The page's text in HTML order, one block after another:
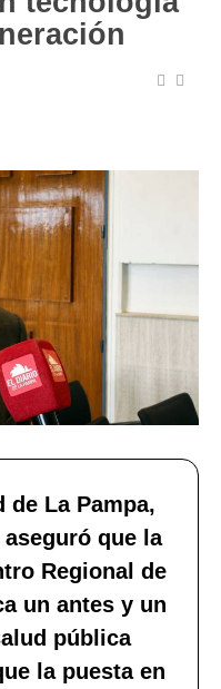
de La Pampa,
que la
Regional de
un antes y un
pública
la puesta en